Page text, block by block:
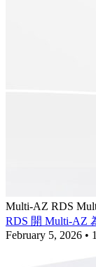
Multi-AZ RDS
RDS 開 Multi-AZ
February 5, 2026 •